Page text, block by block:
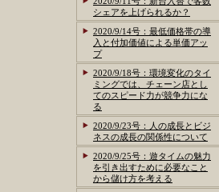
シェアを上げられるか？
2020/9/14号：最低価格帯の導
入と付加価値による単価アッ
プ
2020/9/18号：環境変化のタイ
ミングでは、チェーン店とし
てのスピード力が競争力にな
る
2020/9/23号：人の成長とビジ
ネスの成長の関係性について
2020/9/25号：遊タイムの魅力
を引き出すために必要なこと
から儲け方を考える